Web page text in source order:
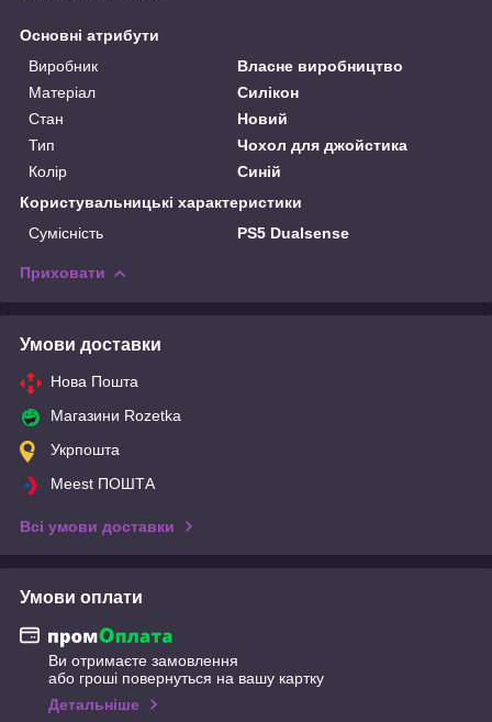
Основні атрибути
Виробник
Власне виробництво
Матеріал
Силікон
Стан
Новий
Тип
Чохол для джойстика
Колір
Синій
Користувальницькі характеристики
Сумісність
PS5 Dualsense
Приховати
Умови доставки
Нова Пошта
Магазини Rozetka
Укрпошта
Meest ПОШТА
Всі умови доставки
Умови оплати
Ви отримаєте замовлення
або гроші повернуться на вашу картку
Детальніше